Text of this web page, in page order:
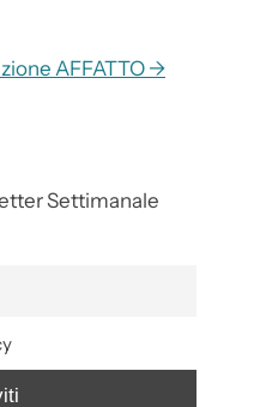
AFFATTO →
Settimanale